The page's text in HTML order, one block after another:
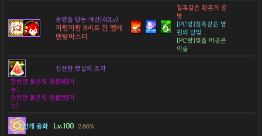
운명을 담는 여신[40Lv]
파핑파핑 8비트 진 엘레
멘탈마스터
칠흑같은 황혼의 공
명
[PC방]칠흑같은 영
원의 달빛
[PC방]빛을 머금은
이슬
신선한 햇살의 조각
찬란한 붉은빛 엠블렘[지
능]
찬란한 붉은빛 엠블렘[지
능]
안개 융화 Lv.100 2.86%